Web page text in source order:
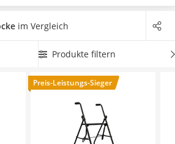
und Sitzfläche ausgestattet. Laut
istdas Gewicht des Gehbocks
Sie jetzt aus unserer
hat uns hier im August 2026
Anteamed Klappbarer Walker
im Vergleich
Produkte filtern
Preis-Leistungs-Sieger